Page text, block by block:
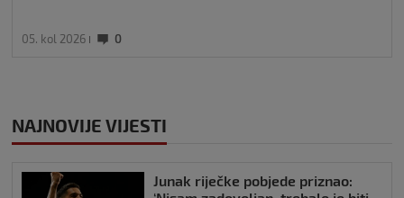
05. kol 2026 0
NAJNOVIJE VIJESTI
Junak riječke pobjede priznao: